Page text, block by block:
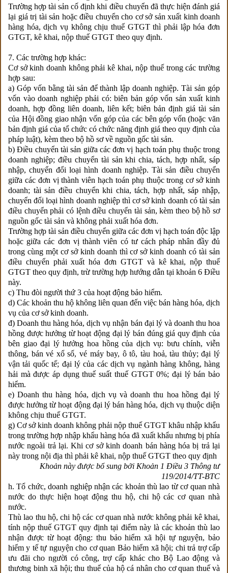
Trường hợp tài sản cố định khi điều chuyển đã thực hiện đánh giá
lại giá trị tài sản hoặc điều chuyển cho cơ sở sản xuất kinh doanh
hàng hóa, dịch vụ không chịu thuế GTGT thì phải lập hóa đơn
GTGT, kê khai, nộp thuế GTGT theo quy định.
7. Các trường hợp khác:
Cơ sở kinh doanh không phải kê khai, nộp thuế trong các trường
hợp sau:
a) Góp vốn bằng tài sản để thành lập doanh nghiệp. Tài sản góp
vốn vào doanh nghiệp phải có: biên bản góp vốn sản xuất kinh
doanh, hợp đồng liên doanh, liên kết; biên bản định giá tài sản
của Hội đồng giao nhận vốn góp của các bên góp vốn (hoặc văn
bản định giá của tổ chức có chức năng định giá theo quy định của
pháp luật), kèm theo bộ hồ sơ về nguồn gốc tài sản.
b) Điều chuyển tài sản giữa các đơn vị hạch toán phụ thuộc trong
doanh nghiệp; điều chuyển tài sản khi chia, tách, hợp nhất, sáp
nhập, chuyển đổi loại hình doanh nghiệp. Tài sản điều chuyển
giữa các đơn vị thành viên hạch toán phụ thuộc trong cơ sở kinh
doanh; tài sản điều chuyển khi chia, tách, hợp nhất, sáp nhập,
chuyển đổi loại hình doanh nghiệp thì cơ sở kinh doanh có tài sản
điều chuyển phải có lệnh điều chuyển tài sản, kèm theo bộ hồ sơ
nguồn gốc tài sản và không phải xuất hóa đơn.
Trường hợp tài sản điều chuyển giữa các đơn vị hạch toán độc lập
hoặc giữa các đơn vị thành viên có tư cách pháp nhân đầy đủ
trong cùng một cơ sở kinh doanh thì cơ sở kinh doanh có tài sản
điều chuyển phải xuất hóa đơn GTGT và kê khai, nộp thuế
GTGT theo quy định, trừ trường hợp hướng dẫn tại khoản 6 Điều
này.
c) Thu đòi người thứ 3 của hoạt động bảo hiểm.
d) Các khoản thu hộ không liên quan đến việc bán hàng hóa, dịch
vụ của cơ sở kinh doanh.
đ) Doanh thu hàng hóa, dịch vụ nhận bán đại lý và doanh thu hoa
hồng được hưởng từ hoạt động đại lý bán đúng giá quy định của
bên giao đại lý hưởng hoa hồng của dịch vụ: bưu chính, viễn
thông, bán vé xổ số, vé máy bay, ô tô, tàu hoả, tàu thủy; đại lý
vận tải quốc tế; đại lý của các dịch vụ ngành hàng không, hàng
hải mà được áp dụng thuế suất thuế GTGT 0%; đại lý bán bảo
hiểm.
e) Doanh thu hàng hóa, dịch vụ và doanh thu hoa hồng đại lý
được hưởng từ hoạt động đại lý bán hàng hóa, dịch vụ thuộc diện
không chịu thuế GTGT.
g) Cơ sở kinh doanh không phải nộp thuế GTGT khâu nhập khẩu
trong trường hợp nhập khẩu hàng hóa đã xuất khẩu nhưng bị phía
nước ngoài trả lại. Khi cơ sở kinh doanh bán hàng hóa bị trả lại
này trong nội địa thì phải kê khai, nộp thuế GTGT theo quy định
Khoản này được bổ sung bởi Khoản 1 Điều 3 Thông tư
119/2014/TT-BTC
h. Tổ chức, doanh nghiệp nhận các khoản thù lao từ cơ quan nhà
nước do thực hiện hoạt động thu hộ, chi hộ các cơ quan nhà
nước.
Thù lao thu hộ, chi hộ các cơ quan nhà nước không phải kê khai,
tính nộp thuế GTGT quy định tại điểm này là các khoản thù lao
nhận được từ hoạt động: thu bảo hiểm xã hội tự nguyện, bảo
hiểm y tế tự nguyện cho cơ quan Bảo hiểm xã hội; chi trả trợ cấp
ưu đãi cho người có công, trợ cấp khác cho Bộ Lao động và
thương binh xã hội; thu thuế của hộ cá nhân cho cơ quan thuế và